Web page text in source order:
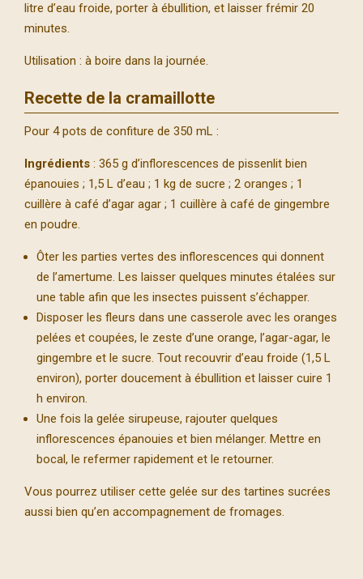
litre d’eau froide, porter à ébullition, et laisser frémir 20
minutes.
Utilisation : à boire dans la journée.
Recette de la cramaillotte
Pour 4 pots de confiture de 350 mL :
Ingrédients : 365 g d’inflorescences de pissenlit bien
épanouies ; 1,5 L d’eau ; 1 kg de sucre ; 2 oranges ; 1
cuillère à café d’agar agar ; 1 cuillère à café de gingembre
en poudre.
Ôter les parties vertes des inflorescences qui donnent
de l’amertume. Les laisser quelques minutes étalées sur
une table afin que les insectes puissent s’échapper.
Disposer les fleurs dans une casserole avec les oranges
pelées et coupées, le zeste d’une orange, l’agar-agar, le
gingembre et le sucre. Tout recouvrir d’eau froide (1,5 L
environ), porter doucement à ébullition et laisser cuire 1
h environ.
Une fois la gelée sirupeuse, rajouter quelques
inflorescences épanouies et bien mélanger. Mettre en
bocal, le refermer rapidement et le retourner.
Vous pourrez utiliser cette gelée sur des tartines sucrées
aussi bien qu’en accompagnement de fromages.